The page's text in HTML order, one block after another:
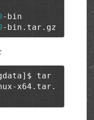
-bin
-bin.tar.gz
tar
x64.tar.